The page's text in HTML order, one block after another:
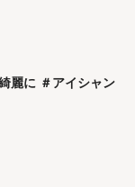
麗に ＃アイシャン